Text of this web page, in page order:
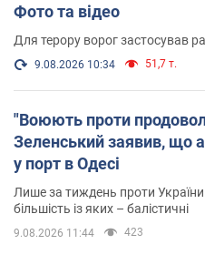
Фото та відео
Для терору ворог застосував
9.08.2026 10:34 51,7 т.
"Воюють проти
Зеленський заявив, що
у порт в Одесі
Лише за тиждень проти
більшість із яких – балістичні
9.08.2026 11:44 423